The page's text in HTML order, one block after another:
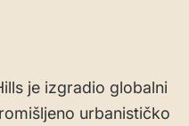
je izgradio globalni
urbanističko